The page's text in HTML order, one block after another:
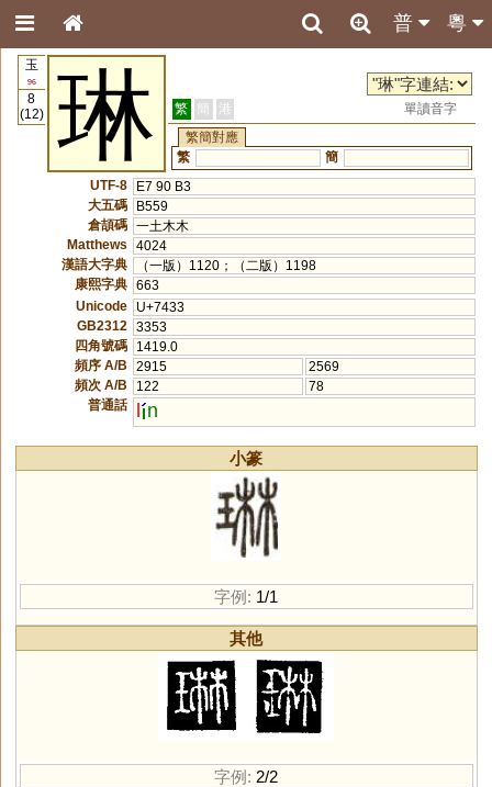
粵
普
玉
96
8
(12)
琳 繁 簡 港
單讀音字
繁簡對應
繁
簡
UTF-8
E7 90 B3
大五碼
B559
倉頡碼 一土木木
Matthews
4024
漢語大字典
（一版）1120；（二版）1198
康熙字典 663
Unicode
U+7433
GB2312
3353
四角號碼
1419.0
頻序 A/B
2915
2569
頻次 A/B
122
78
普通話
l n
小篆
字例: 1/1
其他
字例: 2/2